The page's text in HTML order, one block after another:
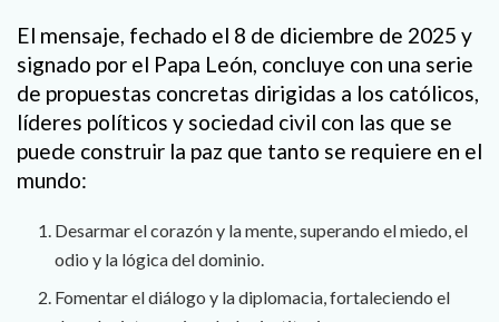
El mensaje, fechado el 8 de diciembre de 2025 y
signado por el Papa León, concluye con una serie
de propuestas concretas dirigidas a los católicos,
líderes políticos y sociedad civil con las que se
puede construir la paz que tanto se requiere en el
mundo:
Desarmar el corazón y la mente, superando el miedo, el
odio y la lógica del dominio.
Fomentar el diálogo y la diplomacia, fortaleciendo el